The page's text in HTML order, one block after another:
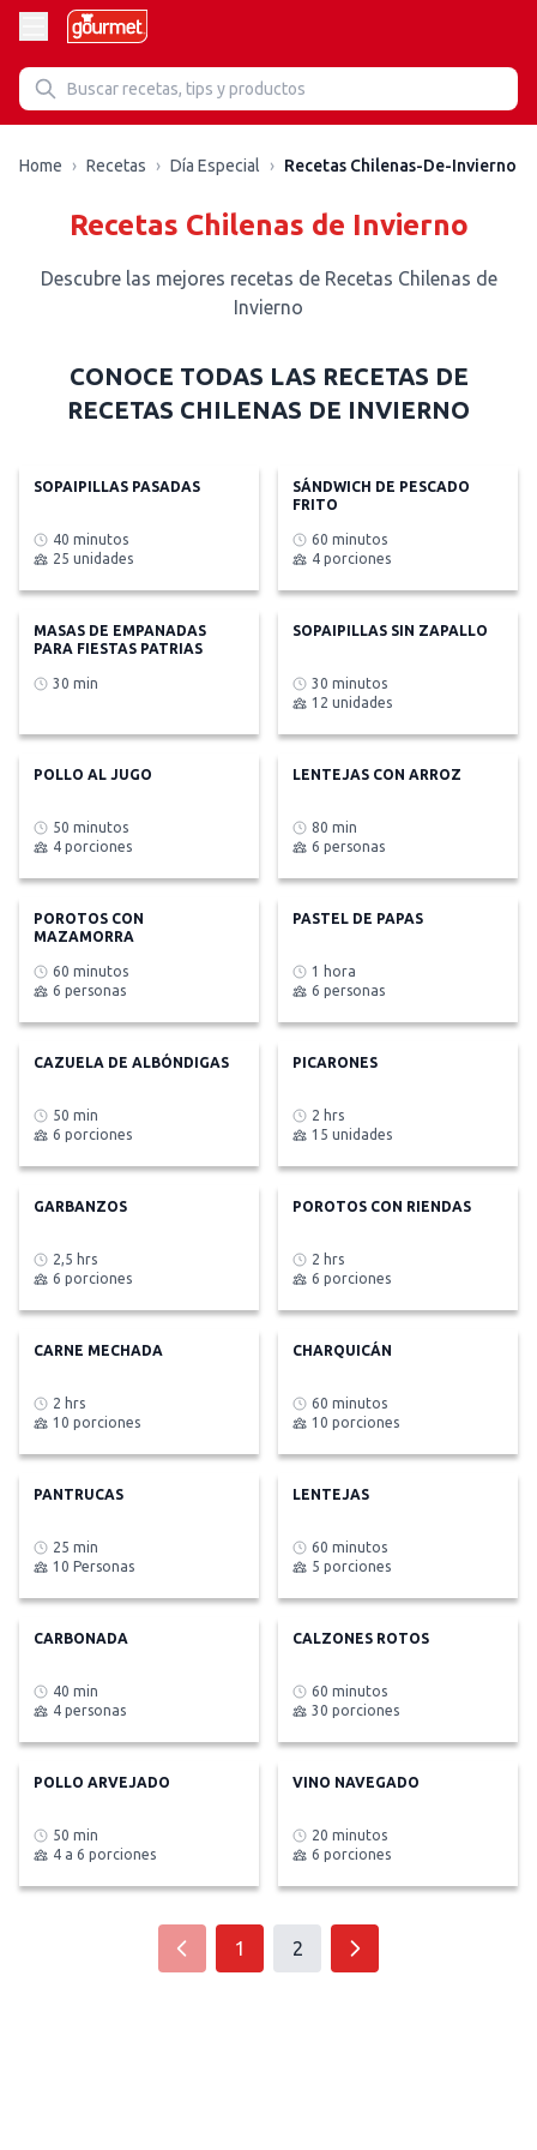
Home › Recetas › Día Especial › Recetas Chilenas-De-Invierno
Recetas Chilenas de Invierno
Descubre las mejores recetas de Recetas Chilenas de
Invierno
CONOCE TODAS LAS RECETAS DE
RECETAS CHILENAS DE INVIERNO
SOPAIPILLAS PASADAS
40 minutos
25 unidades
SÁNDWICH DE PESCADO
FRITO
60 minutos
4 porciones
MASAS DE EMPANADAS
PARA FIESTAS PATRIAS
30 min
SOPAIPILLAS SIN ZAPALLO
30 minutos
12 unidades
POLLO AL JUGO
50 minutos
4 porciones
LENTEJAS CON ARROZ
80 min
6 personas
POROTOS CON
MAZAMORRA
60 minutos
6 personas
PASTEL DE PAPAS
1 hora
6 personas
CAZUELA DE ALBÓNDIGAS
50 min
6 porciones
PICARONES
2 hrs
15 unidades
GARBANZOS
2,5 hrs
6 porciones
POROTOS CON RIENDAS
2 hrs
6 porciones
CARNE MECHADA
2 hrs
10 porciones
CHARQUICÁN
60 minutos
10 porciones
PANTRUCAS
25 min
10 Personas
LENTEJAS
60 minutos
5 porciones
CARBONADA
40 min
4 personas
CALZONES ROTOS
60 minutos
30 porciones
POLLO ARVEJADO
50 min
4 a 6 porciones
VINO NAVEGADO
20 minutos
6 porciones
1 2